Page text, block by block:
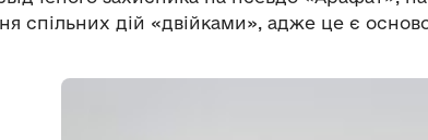
спільних дій «двійками», адже це є